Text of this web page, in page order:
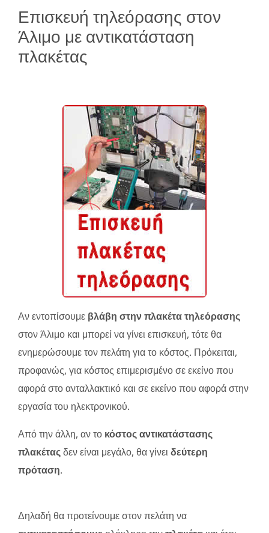
Επισκευή τηλεόρασης στον
Άλιμο με αντικατάσταση
πλακέτας
Αν εντοπίσουμε βλάβη στην πλακέτα τηλεόρασης
στον Άλιμο και μπορεί να γίνει επισκευή, τότε θα
ενημερώσουμε τον πελάτη για το κόστος. Πρόκειται,
προφανώς, για κόστος επιμερισμένο σε εκείνο που
αφορά στο ανταλλακτικό και σε εκείνο που αφορά στην
εργασία του ηλεκτρονικού.
Από την άλλη, αν το κόστος αντικατάστασης
πλακέταςδεν είναι μεγάλο, θα γίνει δεύτερη
πρόταση.
Δηλαδή θα προτείνουμε στον πελάτη να